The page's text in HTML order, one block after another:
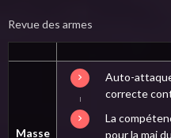
Revue des armes
Masse
Auto-
correcte
La
pour la maj